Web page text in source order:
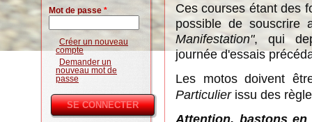
Mot de passe *
Créer un nouveau
compte
Demander un
nouveau mot de
passe
Ces courses étant des
possible de souscrire
Manifestation", qui
journée d'essais
Les motos doivent
Particulierissu des
Attention, bastons